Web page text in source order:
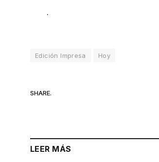
.
Edición Impresa Hoy
SHARE.
LEER MÁS